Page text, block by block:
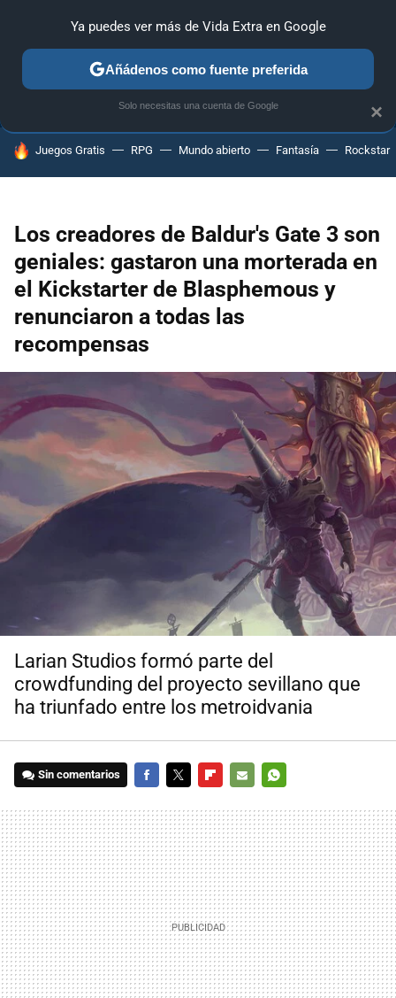
ANÁLISIS GUÍAS Y TRUCOS PC SONY NINTENDO
HOY SE HABLA DE
Juegos Gratis RPG Mundo abierto Fantasía Rockstar
Los creadores de Baldur's Gate 3 son
geniales: gastaron una morterada en
el Kickstarter de Blasphemous y
renunciaron a todas las
recompensas
Larian Studios formó parte del
crowdfunding del proyecto sevillano que
ha triunfado entre los metroidvania
Sin comentarios
MAIL
×
Ya puedes ver más de Vida Extra en Google
Añádenos como fuente preferida
Solo necesitas una cuenta de Google